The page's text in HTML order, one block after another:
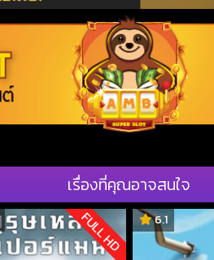
เรื่องที่คุณอาจสนใจ
FULL HD 6.1